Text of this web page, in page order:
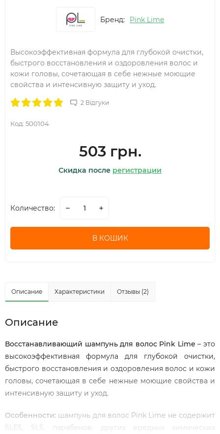
Бренд: Pink Lime
Высокоэффективная формула для глубокой очистки,
быстрого восстановления и оздоровления волос и
кожи головы, сочетающая в себе нежные моющие
свойства и интенсивную защиту и уход.
2 Відгуки
Код: 500104
503 грн.
Скидка после регистрации
Количество:
В КОШИК
Описание Характеристики Отзывы (2)
Описание
Восстанавливающий шампунь для волос Pink Lime – это
высокоэффективная формула для глубокой очистки,
быстрого восстановления и оздоровления волос и кожи
головы, сочетающая в себе нежные моющие свойства и
интенсивную защиту и уход.
Особенности: шампунь для волос Pink Lime не содержит
SLES, SLS, парабенов, других вредных химических